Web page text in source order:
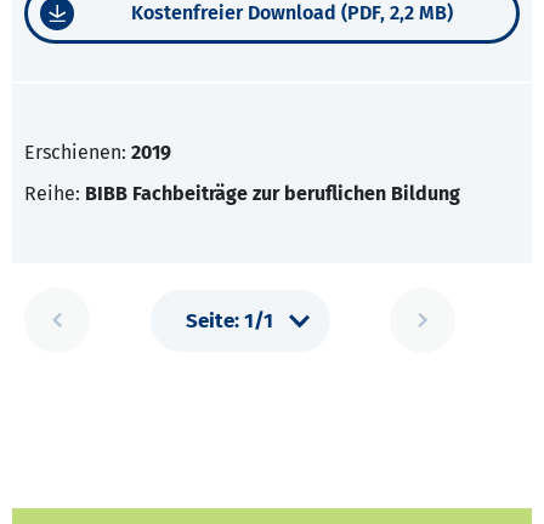
Kostenfreier Download (PDF, 2,2 MB)
Erschienen: 2019
Reihe: BIBB Fachbeiträge zur beruflichen Bildung